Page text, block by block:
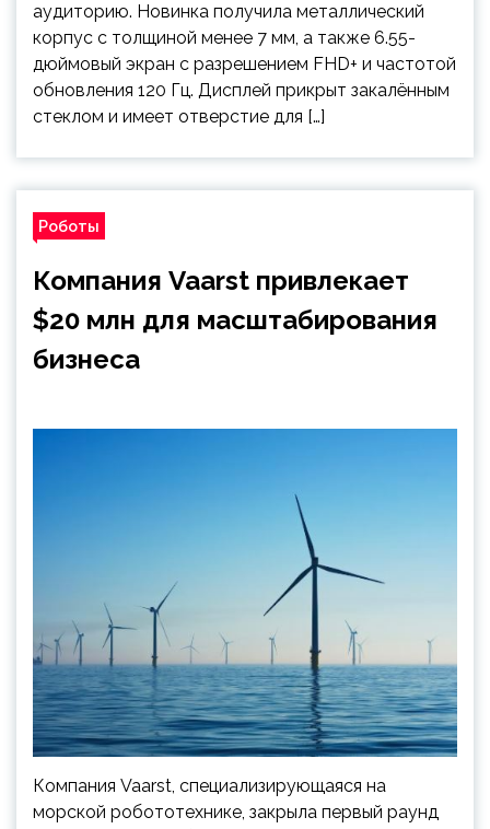
аудиторию. Новинка получила металлический
корпус с толщиной менее 7 мм, а также 6.55-
дюймовый экран с разрешением FHD+ и частотой
обновления 120 Гц. Дисплей прикрыт закалённым
стеклом и имеет отверстие для […]
Роботы
Компания Vaarst привлекает
$20 млн для масштабирования
бизнеса
Компания Vaarst, специализирующаяся на
морской робототехнике, закрыла первый раунд